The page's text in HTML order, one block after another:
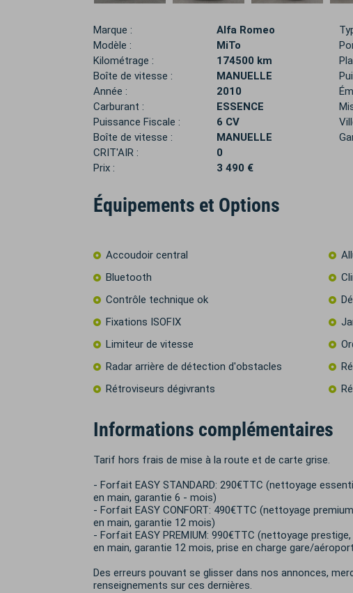
Marque :
Alfa Romeo
Modèle :
MiTo
Kilométrage :
174500 km
Boîte de vitesse :
MANUELLE
Année :
2010
Carburant :
ESSENCE
Puissance Fiscale :
6 CV
Boîte de vitesse :
MANUELLE
CRIT'AIR :
0
Prix :
3 490 €
Équipements et Options
Accoudoir central
Bluetooth
Contrôle technique ok
Fixations ISOFIX
Limiteur de vitesse
Radar arrière de détection d'obstacles
Rétroviseurs dégivrants
Informations complémentaires
Tarif hors frais de mise à la route et de carte grise.
- Forfait EASY STANDARD: 290€TTC (nettoyage
en main, garantie 6 - mois)
- Forfait EASY CONFORT: 490€TTC (nettoyage
en main, garantie 12 mois)
- Forfait EASY PREMIUM: 990€TTC (nettoyage
en main, garantie 12 mois, prise en charge gare/
Des erreurs pouvant se glisser dans nos annonces,
renseignements sur ces dernières.